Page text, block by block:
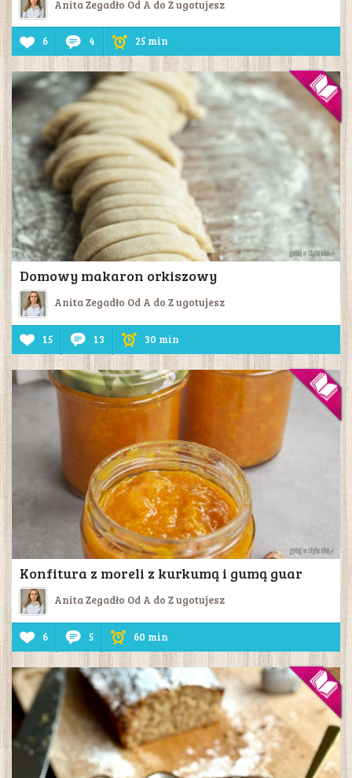
Anita Zegadło Od A do Z ugotujesz
6 4 25 min
Domowy makaron orkiszowy
Anita Zegadło Od A do Z ugotujesz
15 13 30 min
Konfitura z moreli z kurkumą i gumą guar
Anita Zegadło Od A do Z ugotujesz
6 5 60 min